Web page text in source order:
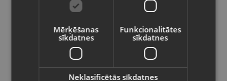
Zelta kulons
Latviešu / Latvian
Mērķēšanas
sīkdatnes
Funkcionalitātes
sīkdatnes
Neklasificētās sīkdatnes